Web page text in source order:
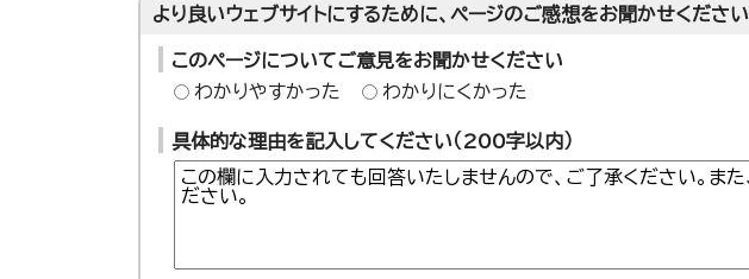
より良いウェブサイトにするために、ページのご感想をお聞かせください
このページについてご意見をお聞かせください
わかりやすかった
わかりにくかった
具体的な理由を記入してください（200字以内）